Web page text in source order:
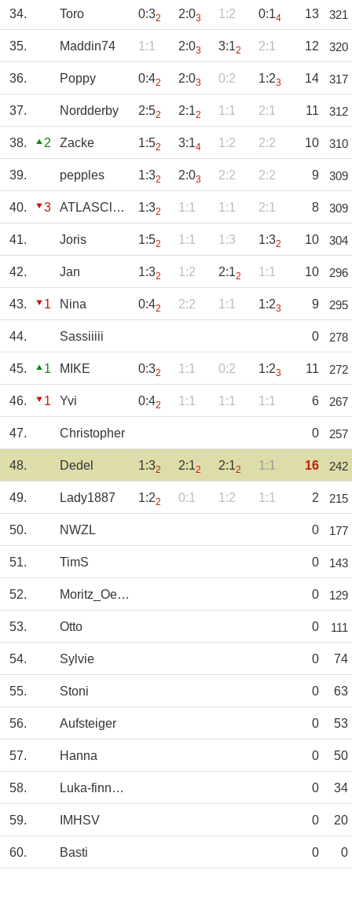
34. Toro 0:32 2:03 1:2 0:14 13 321
35. Maddin74 1:1 2:03 3:12 2:1 12 320
36. Poppy 0:42 2:03 0:2 1:23 14 317
37. Nordderby 2:52 2:12 1:1 2:1 11 312
38. 2 Zacke 1:52 3:14 1:2 2:2 10 310
39. pepples 1:32 2:03 2:2 2:2 9 309
40. 3 ATLASClaus 1:32 1:1 1:1 2:1 8 309
41. Joris 1:52 1:1 1:3 1:32 10 304
42. Jan 1:32 1:2 2:12 1:1 10 296
43. 1 Nina 0:42 2:2 1:1 1:23 9 295
44. Sassiiiii 0 278
45. 1 MIKE 0:32 1:1 0:2 1:23 11 272
46. 1 Yvi 0:42 1:1 1:1 1:1 6 267
47. Christopher 0 257
48. Dedel 1:32 2:12 2:12 1:1 16 242
49. Lady1887 1:22 0:1 1:2 1:1 2 215
50. NWZL 0 177
51. TimS 0 143
52. Moritz_Oerding 0 129
53. Otto 0 111
54. Sylvie 0 74
55. Stoni 0 63
56. Aufsteiger 0 53
57. Hanna 0 50
58. Luka-finnZiese 0 34
59. IMHSV 0 20
60. Basti 0 0